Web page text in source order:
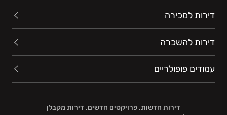
דירות למכירה
דירות להשכרה
עמודים פופולריים
דירות חדשות, פרויקטים חדשים, דירות מקבלן